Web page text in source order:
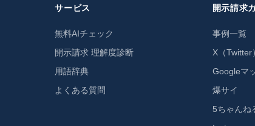
サービス
無料AIチェック
開示請求 理解度診断
用語辞典
よくある質問
開示請求
事例一覧
X（Twitter）
Googleマ
爆サイ
5ちゃんね